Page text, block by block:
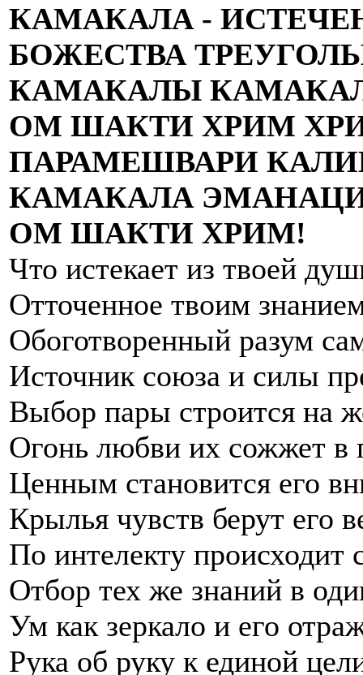
КАМАКАЛА -
БОЖЕСТВА
КАМАКАЛЫ
ОМ ШАКТИ ХРИМ
ПАРАМЕШВАРИ
КАМАКАЛА
ОМ ШАКТИ ХРИМ!
Что истекает из твоей
Отточенное твоим
Обоготворенный разум
Источник союза и силы
Выбор пары строится на
Огонь любви их сожжет в
Ценным становится его
Крылья чувств берут его
По интелекту происходит
Отбор тех же знаний в
Ум как зеркало и его
Рука об руку к единой